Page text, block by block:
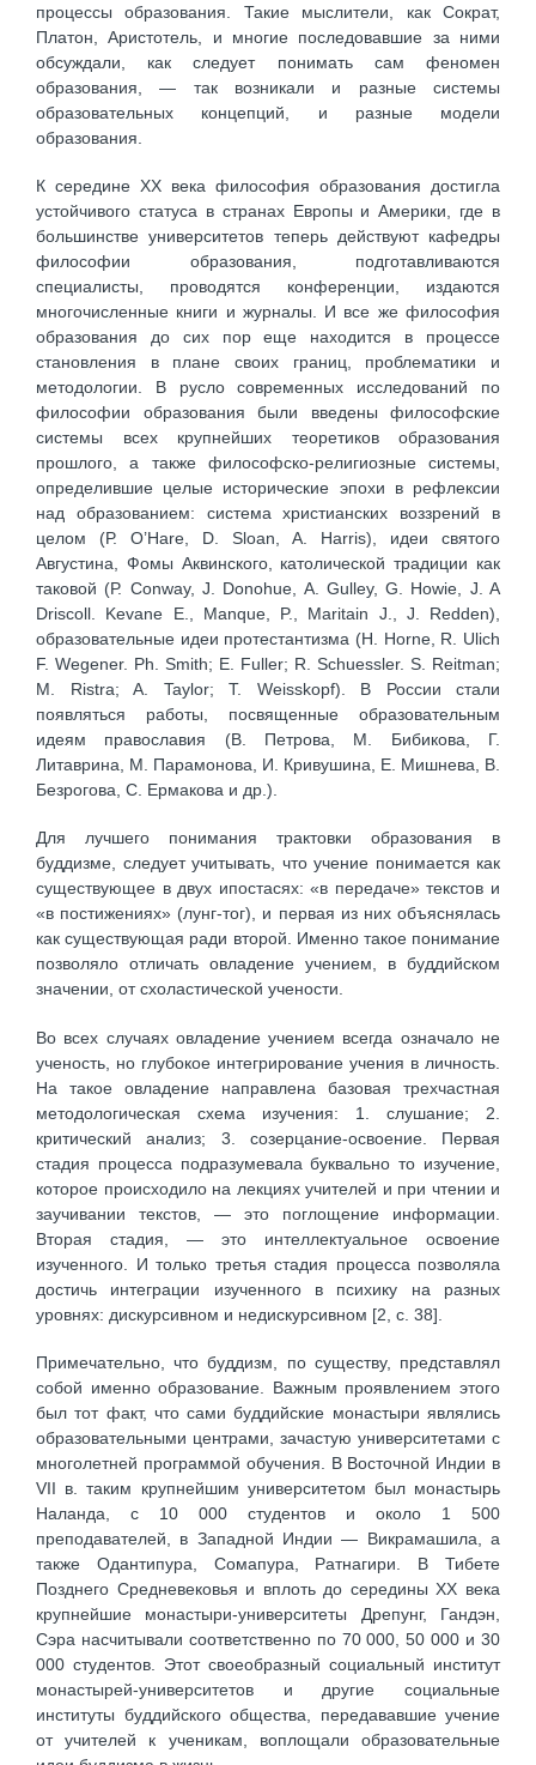
процессы образования. Такие мыслители, как Сократ,
Платон, Аристотель, и многие последовавшие за ними
обсуждали, как следует понимать сам феномен
образования, — так возникали и разные системы
образовательных концепций, и разные модели
образования.
К середине XX века философия образования достигла
устойчивого статуса в странах Европы и Америки, где в
большинстве университетов теперь действуют кафедры
философии образования, подготавливаются
специалисты, проводятся конференции, издаются
многочисленные книги и журналы. И все же философия
образования до сих пор еще находится в процессе
становления в плане своих границ, проблематики и
методологии. В русло современных исследований по
философии образования были введены философские
системы всех крупнейших теоретиков образования
прошлого, а также философско-религиозные системы,
определившие целые исторические эпохи в рефлексии
над образованием: система христианских воззрений в
целом (Р. O’Hare, D. Sloan, A. Harris), идеи святого
Августина, Фомы Аквинского, католической традиции как
таковой (Р. Conway, J. Donohue, A. Gulley, G. Howie, J. A
Driscoll. Kevane E., Manque, P., Maritain J., J. Redden),
образовательные идеи протестантизма (H. Horne, R. Ulich
F. Wegener. Ph. Smith; E. Fuller; R. Schuessler. S. Reitman;
M. Ristra; A. Taylor; T. Weisskopf). В России стали
появляться работы, посвященные образовательным
идеям православия (В. Петрова, М. Бибикова, Г.
Литаврина, М. Парамонова, И. Кривушина, Е. Мишнева, В.
Безрогова, С. Ермакова и др.).
Для лучшего понимания трактовки образования в
буддизме, следует учитывать, что учение понимается как
существующее в двух ипостасях: «в передаче» текстов и
«в постижениях» (лунг-тог), и первая из них объяснялась
как существующая ради второй. Именно такое понимание
позволяло отличать овладение учением, в буддийском
значении, от схоластической учености.
Во всех случаях овладение учением всегда означало не
ученость, но глубокое интегрирование учения в личность.
На такое овладение направлена базовая трехчастная
методологическая схема изучения: 1. слушание; 2.
критический анализ; 3. созерцание-освоение. Первая
стадия процесса подразумевала буквально то изучение,
которое происходило на лекциях учителей и при чтении и
заучивании текстов, — это поглощение информации.
Вторая стадия, — это интеллектуальное освоение
изученного. И только третья стадия процесса позволяла
достичь интеграции изученного в психику на разных
уровнях: дискурсивном и недискурсивном [2, c. 38].
Примечательно, что буддизм, по существу, представлял
собой именно образование. Важным проявлением этого
был тот факт, что сами буддийские монастыри являлись
образовательными центрами, зачастую университетами с
многолетней программой обучения. В Восточной Индии в
VII в. таким крупнейшим университетом был монастырь
Наланда, с 10 000 студентов и около 1 500
преподавателей, в Западной Индии — Викрамашила, а
также Одантипура, Сомапура, Ратнагири. В Тибете
Позднего Средневековья и вплоть до середины XX века
крупнейшие монастыри-университеты Дрепунг, Гандэн,
Сэра насчитывали соответственно по 70 000, 50 000 и 30
000 студентов. Этот своеобразный социальный институт
монастырей-университетов и другие социальные
институты буддийского общества, передававшие учение
от учителей к ученикам, воплощали образовательные